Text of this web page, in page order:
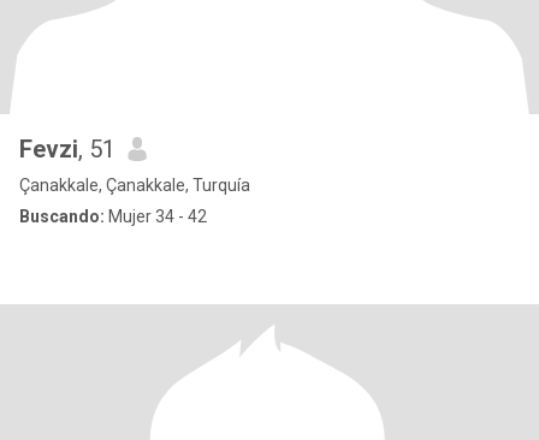
Fevzi, 51
Çanakkale, Çanakkale, Turquía
Buscando: Mujer 34 - 42